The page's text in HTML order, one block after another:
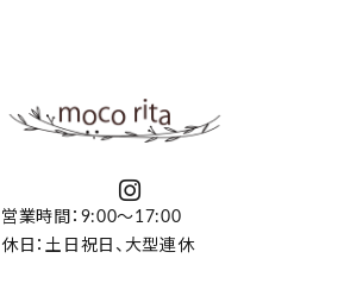
営業時間：9:00～17:00
休日：土日祝日、大型連休